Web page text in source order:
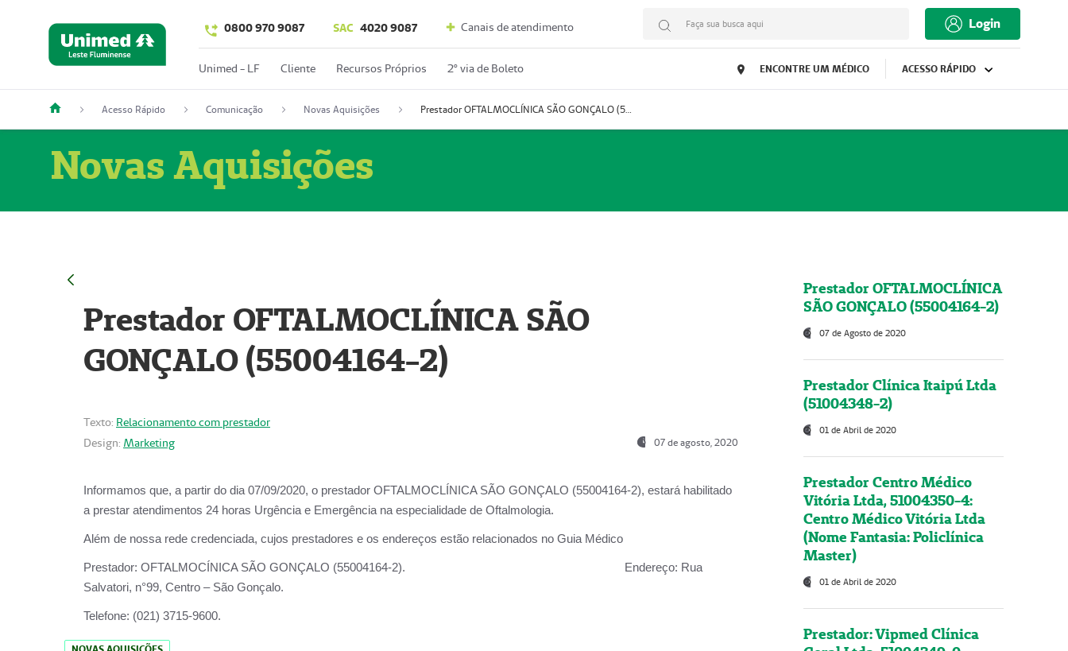
0800 970 9087 SAC 4020 9087 Canais de atendimento Faça sua busca aqui Login
Unimed - LF Cliente Recursos Próprios 2º via de Boleto ENCONTRE UM MÉDICO ACESSO RÁPIDO
Acesso Rápido Comunicação Novas Aquisições Prestador OFTALMOCLÍNICA SÃO GONÇALO (55004164-2)
Novas Aquisições
Prestador OFTALMOCLÍNICA SÃO
GONÇALO (55004164-2)
Texto: Relacionamento com prestador
Design: Marketing 07 de agosto, 2020
Informamos que, a partir do dia 07/09/2020, o prestador OFTALMOCLÍNICA SÃO GONÇALO (55004164-2), estará habilitado
a prestar atendimentos 24 horas Urgência e Emergência na especialidade de Oftalmologia.
Além de nossa rede credenciada, cujos prestadores e os endereços estão relacionados no Guia Médico
Prestador: OFTALMOCÍNICA SÃO GONÇALO (55004164-2). Endereço: Rua
Salvatori, n°99, Centro – São Gonçalo.
Telefone: (021) 3715-9600.
Prestador OFTALMOCLÍNICA
SÃO GONÇALO (55004164-2)
07 de Agosto de 2020
Prestador Clínica Itaipú Ltda
(51004348-2)
01 de Abril de 2020
Prestador Centro Médico
Vitória Ltda, 51004350-4:
Centro Médico Vitória Ltda
(Nome Fantasia: Policlínica
Master)
01 de Abril de 2020
Prestador: Vipmed Clínica